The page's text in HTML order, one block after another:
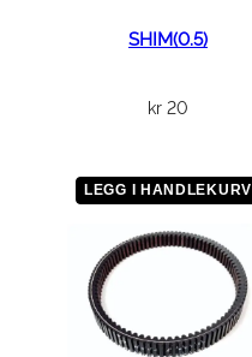
SHIM(0.5)
kr 20
LEGG I HANDLEKURV